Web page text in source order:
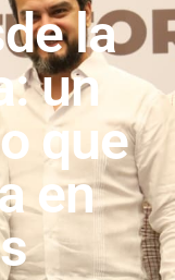
la
un
que
en